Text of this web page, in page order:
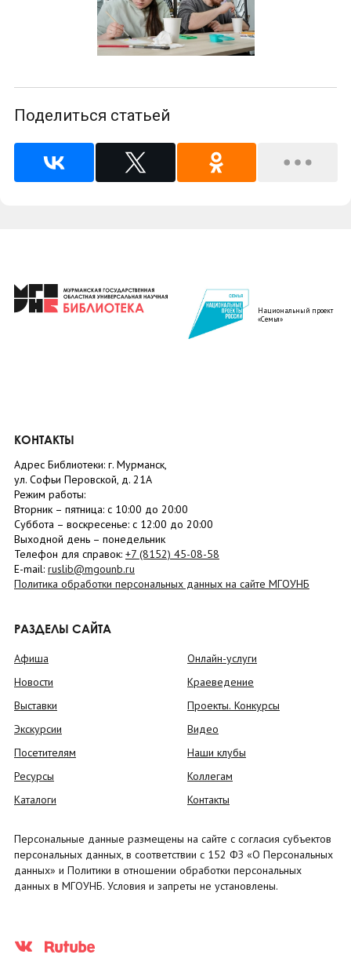
Поделиться статьей
Национальный проект
«Семья»
КОНТАКТЫ
Адрес Библиотеки: г. Мурманск,
ул. Софьи Перовской, д. 21А
Режим работы:
Вторник – пятница: с 10:00 до 20:00
Суббота – воскресенье: c 12:00 до 20:00
Выходной день – понедельник
Телефон для справок: +7 (8152) 45-08-58
E-mail: ruslib@mgounb.ru
Политика обработки персональных данных на сайте МГОУНБ
РАЗДЕЛЫ САЙТА
Афиша
Новости
Выставки
Экскурсии
Посетителям
Ресурсы
Каталоги
Онлайн-услуги
Краеведение
Проекты. Конкурсы
Видео
Наши клубы
Коллегам
Контакты
Персональные данные размещены на сайте с согласия субъектов
персональных данных, в соответствии с 152 ФЗ «О Персональных
данных» и Политики в отношении обработки персональных
данных в МГОУНБ. Условия и запреты не установлены.